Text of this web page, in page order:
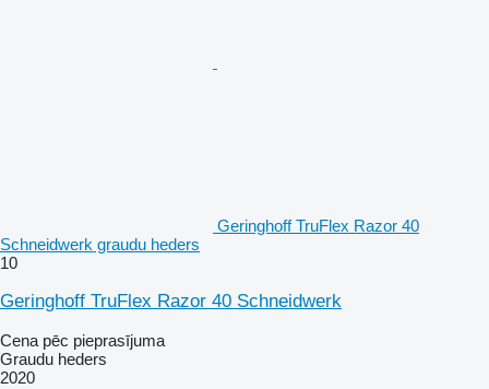
Geringhoff TruFlex Razor 40
Schneidwerk graudu heders
10
Geringhoff TruFlex Razor 40 Schneidwerk
Cena pēc pieprasījuma
Graudu heders
2020